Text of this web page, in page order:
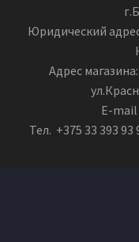
Юридический
Адрес
E-
Тел. +375 33 393